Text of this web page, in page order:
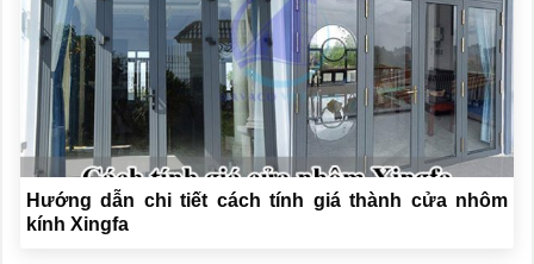
Hướng dẫn chi tiết cách tính giá thành cửa nhôm
kính Xingfa